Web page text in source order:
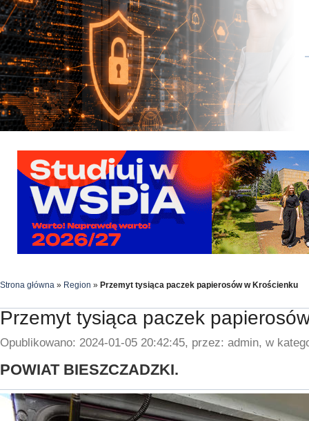
Strona główna » Region » Przemyt tysiąca paczek papierosów w Krościenku
Przemyt tysiąca paczek
Opublikowano: 2024-01-05 20:42:45, przez: admin, w
POWIAT BIESZCZADZKI.